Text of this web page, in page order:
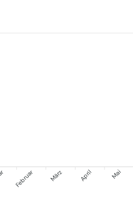
Februar März April Mai